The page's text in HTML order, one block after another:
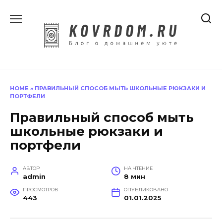
содержанию
HOME » ПРАВИЛЬНЫЙ СПОСОБ МЫТЬ ШКОЛЬНЫЕ РЮКЗАКИ И
ПОРТФЕЛИ
Правильный способ мыть
школьные рюкзаки и
портфели
АВТОР
admin
НА ЧТЕНИЕ
8 мин
ПРОСМОТРОВ
443
ОПУБЛИКОВАНО
01.01.2025